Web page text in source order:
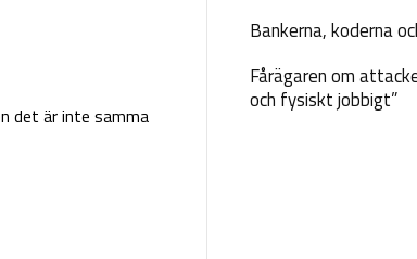
det är inte samma
Bankerna, koderna
Fårägaren om
och fysiskt jobbigt”